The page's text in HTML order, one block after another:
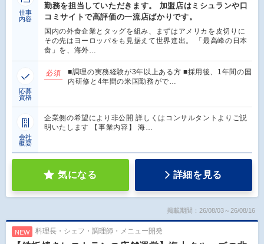
仕事
内容
勤務を担当していただきます。 加盟店はミシュランや口
コミサイトで高評価の一流店ばかりです。
国内の外食企業とタッグを組み、まずはアメリカを皮切りに
その先はヨーロッパをも見据えて世界進出。 「最高峰の日本
食」を、海外…
応募
資格
必須
■調理の実務経験が3年以上ある方 ■採用後、1年間の国
内研修と4年間の米国勤務がで…
会社
概要
企業側の希望により非公開 詳しくはコンサルタントよりご説
明いたします 【事業内容】 海…
気になる 詳細を見る
掲載期間：26/08/03～26/08/16
NEW 料理長・シェフ・調理師・メニュー開発